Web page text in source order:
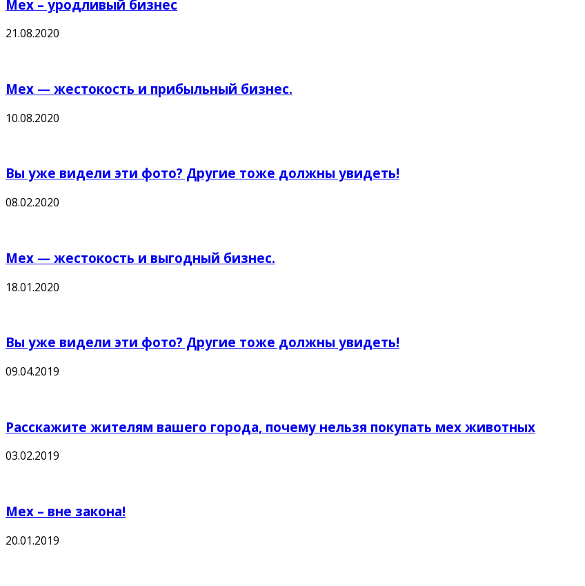
Мех – уродливый бизнес
21.08.2020
Мех — жестокость и прибыльный бизнес.
10.08.2020
Вы уже видели эти фото? Другие тоже должны увидеть!
08.02.2020
Мех — жестокость и выгодный бизнес.
18.01.2020
Вы уже видели эти фото? Другие тоже должны увидеть!
09.04.2019
Расскажите жителям вашего города, почему нельзя покупать мех животных
03.02.2019
Мех – вне закона!
20.01.2019